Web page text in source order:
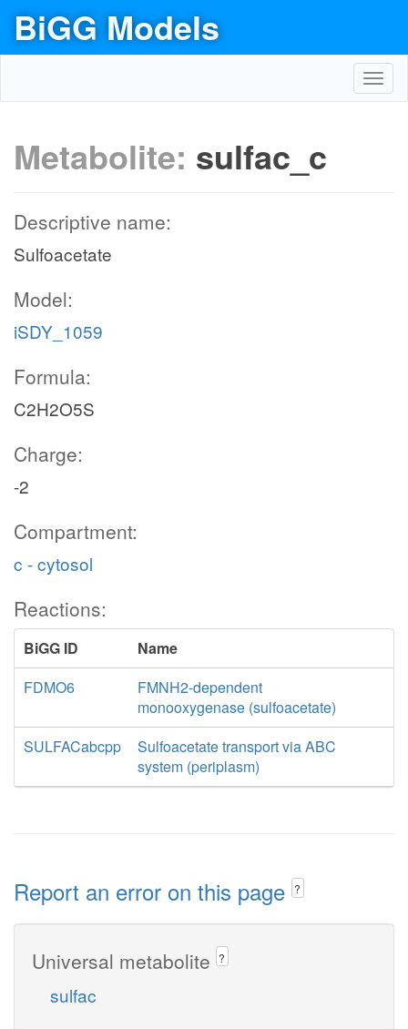
BiGG Models
Metabolite: sulfac_c
Descriptive name:
Sulfoacetate
Model:
iSDY_1059
Formula:
C2H2O5S
Charge:
-2
Compartment:
c - cytosol
Reactions:
BiGG ID
Name
FDMO6
FMNH2-dependent
monooxygenase (sulfoacetate)
SULFACabcpp
Sulfoacetate transport via ABC
system (periplasm)
Report an error on this page ?
Universal metabolite ?
sulfac